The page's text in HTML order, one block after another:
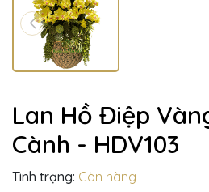
Lan Hồ Điệp
Cành - HDV103
Tình trạng: Còn hàng